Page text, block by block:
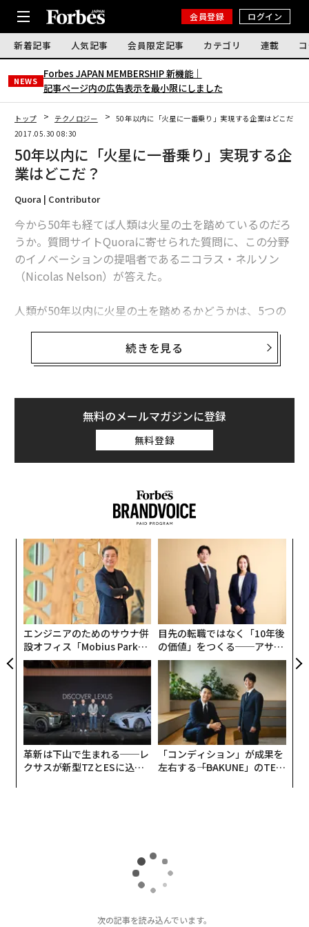
会員登録 ログイン
新着記事 人気記事 会員限定記事 カテゴリ 連載
NEWS
Forbes JAPAN MEMBERSHIP 新機能｜
記事ページ内の広告表示を最小限にしました
トップ テクノロジー
50年以内に「火星に一番乗り」実現する企業はどこだ？
2017.05.30 08:30
50年以内に「火星に一番乗り」実現する企
業はどこだ？
Quora | Contributor
今から50年も経てば人類は火星の土を踏めているのだろ
うか。質問サイトQuoraに寄せられた質問に、この分野
のイノベーションの提唱者であるニコラス・ネルソン
（Nicolas Nelson）が答えた。
人類が50年以内に火星の土を踏めるかどうかは、5つの
機関にかかっていると言える。そのうち3つは政府機関
で、NASA、CNSA（中国国家航天局）、そしてESA（欧
州宇宙機関）だ。NASAとCNSAには有人飛行の技術があ
する可能性もあるし、ロシアの国営宇宙公社ロスコスモ
スやインド宇宙研究機関（ISRO）などと共同で計画が進
む可能性も考えられる。
残りの2つがスペースXとブルーオリジンで、それぞれイ
発企業だ。意志と資金さえあれば、政府系の機関よりも
早く、人類を火星に送り込むことができるだろう。
続きを見る
無料のメールマガジンに登録
無料登録
エンジニアのためのサウナ併
設オフィス「Mobius Park」
がオープン──タマディック
が健康経営を徹底する理由
目先の転職ではなく「10年後
の価値」をつくる──アサイ
ンの長期伴走型支援とは
革新は下山で生まれる──レ
クサスが新型TZとESに込め
「コンディション」が成果を
左右する――「BAKUNE」のTEN
次の記事を読み込んでいます。